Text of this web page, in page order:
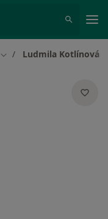
Změna města
Ludmila Kotlínová